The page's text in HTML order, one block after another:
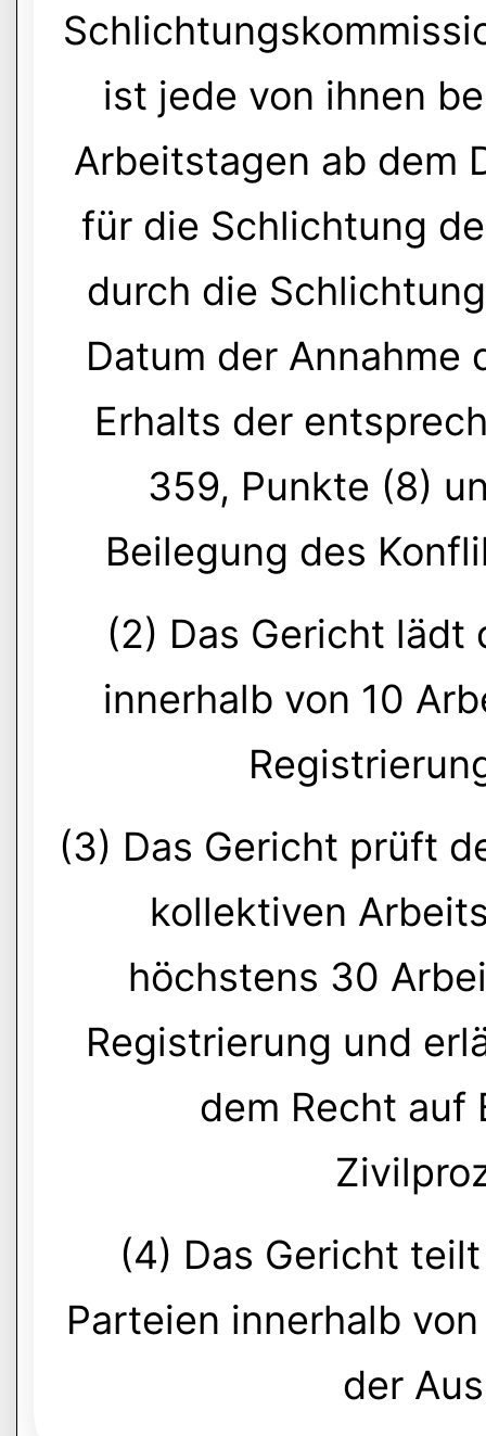
ist jede von ihnen
Arbeitstagen ab dem
für die Schlichtung
durch die
Datum der Annahme
Erhalts der
359, Punkte (8)
Beilegung des
(2) Das Gericht lädt
innerhalb von 10
(3) Das Gericht prüft
kollektiven
höchstens 30
Registrierung und
dem Recht auf
(4) Das Gericht
Parteien innerhalb
der